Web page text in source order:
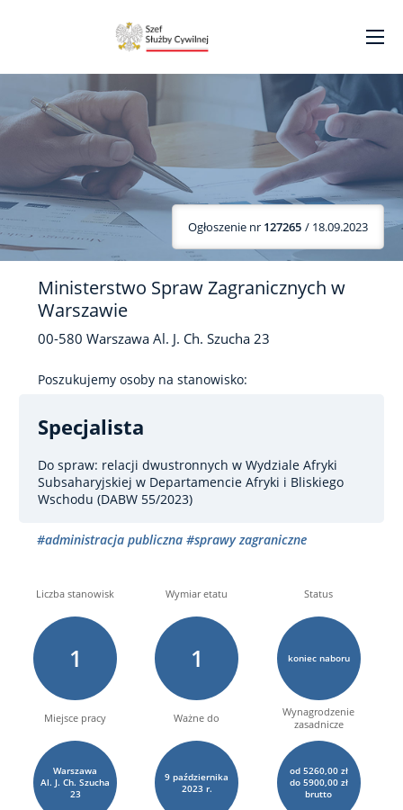
Ogłoszenie nr 127265 / 18.09.2023
Ministerstwo Spraw Zagranicznych w
Warszawie
00-580 Warszawa Al. J. Ch. Szucha 23
Poszukujemy osoby na stanowisko:
Specjalista
Do spraw: relacji dwustronnych w Wydziale Afryki
Subsaharyjskiej w Departamencie Afryki i Bliskiego
Wschodu (DABW 55/2023)
#administracja publiczna #sprawy zagraniczne
Liczba stanowisk
1
Wymiar etatu
1
Status
koniec naboru
Miejsce pracy
Warszawa
Al. J. Ch. Szucha
23
Ważne do
9października
2023 r.
Wynagrodzenie
zasadnicze
od 5260,00 zł
do 5900,00 zł
brutto